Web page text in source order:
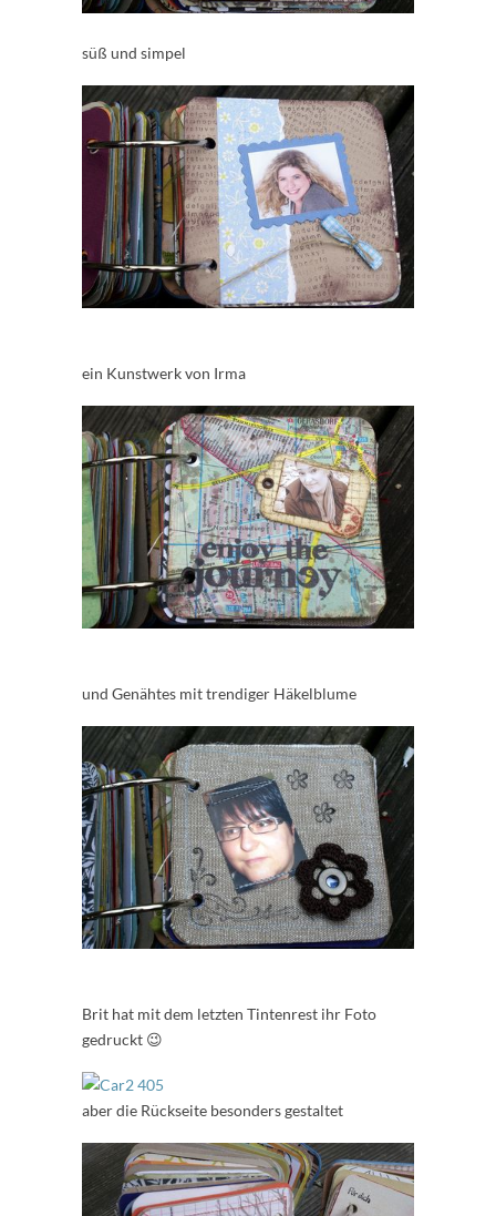
süß und simpel
ein Kunstwerk von Irma
und Genähtes mit trendiger Häkelblume
Brit hat mit dem letzten Tintenrest ihr Foto
gedruckt 😉
aber die Rückseite besonders gestaltet